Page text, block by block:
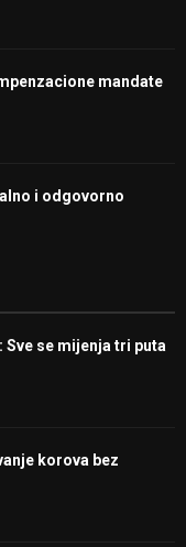
mandate
i odgovorno
se mijenja tri puta
korova bez